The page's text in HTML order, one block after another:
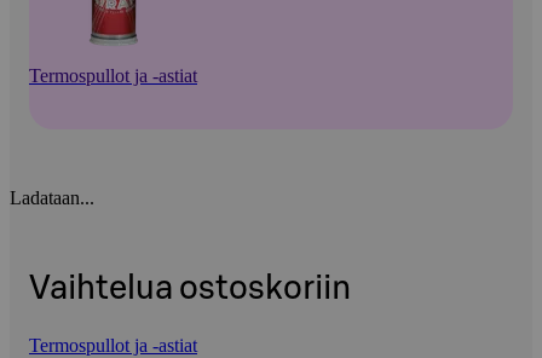
Termospullot ja -astiat
Ladataan...
Vaihtelua ostoskoriin
Termospullot ja -astiat